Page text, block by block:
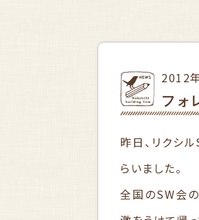
2012
フォ
昨日、リクシ
らいました。
全国のSW会